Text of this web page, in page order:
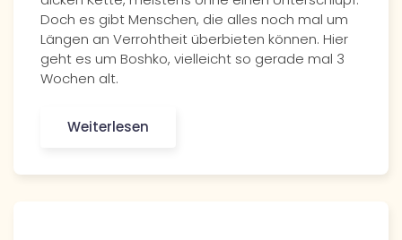
Doch es gibt Menschen, die alles noch mal um
Längen an Verrohtheit überbieten können. Hier
geht es um Boshko, vielleicht so gerade mal 3
Wochen alt.
Weiterlesen